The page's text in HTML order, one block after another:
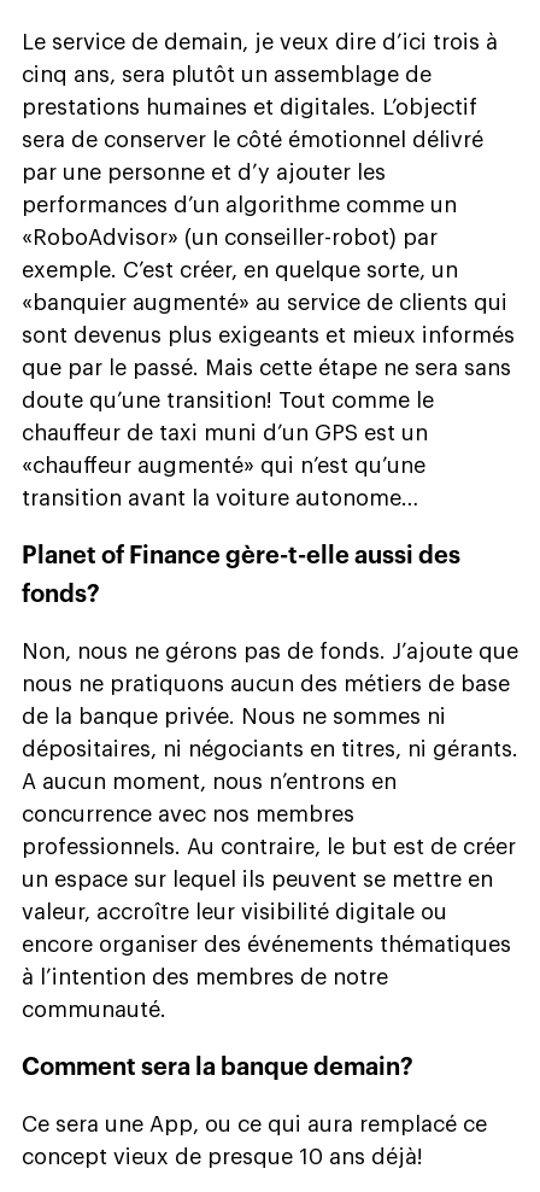
Le service de demain, je veux dire d’ici trois à
cinq ans, sera plutôt un assemblage de
prestations humaines et digitales. L’objectif
sera de conserver le côté émotionnel délivré
par une personne et d’y ajouter les
performances d’un algorithme comme un
«RoboAdvisor» (un conseiller-robot) par
exemple. C’est créer, en quelque sorte, un
«banquier augmenté» au service de clients qui
sont devenus plus exigeants et mieux informés
que par le passé. Mais cette étape ne sera sans
doute qu’une transition! Tout comme le
chauffeur de taxi muni d’un GPS est un
«chauffeur augmenté» qui n’est qu’une
transition avant la voiture autonome…
Planet of Finance gère-t-elle aussi des
fonds?
Non, nous ne gérons pas de fonds. J’ajoute que
nous ne pratiquons aucun des métiers de base
de la banque privée. Nous ne sommes ni
dépositaires, ni négociants en titres, ni gérants.
A aucun moment, nous n’entrons en
concurrence avec nos membres
professionnels. Au contraire, le but est de créer
un espace sur lequel ils peuvent se mettre en
valeur, accroître leur visibilité digitale ou
encore organiser des événements thématiques
à l’intention des membres de notre
communauté.
Comment sera la banque demain?
Ce sera une App, ou ce qui aura remplacé ce
concept vieux de presque 10 ans déjà!